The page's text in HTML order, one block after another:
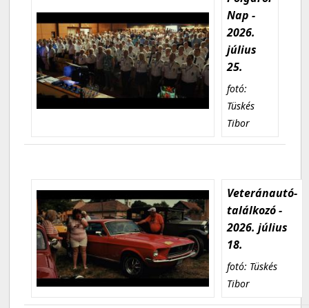
Nap -
2026.
július
25.
fotó:
Tüskés
Tibor
Veteránautó-
találkozó -
2026. július
18.
fotó: Tüskés
Tibor